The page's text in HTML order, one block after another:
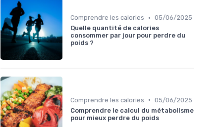
Comprendre les calories • 05/06/2025
Quelle quantité de calories
consommer par jour pour perdre du
poids ?
Comprendre les calories • 05/06/2025
Comprendre le calcul du métabolisme
pour mieux perdre du poids